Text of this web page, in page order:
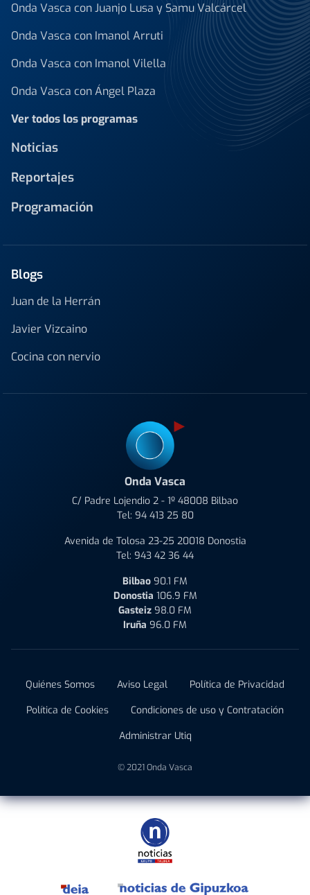
Onda Vasca con Juanjo Lusa y Samu Valcárcel
Onda Vasca con Imanol Arruti
Onda Vasca con Imanol Vilella
Onda Vasca con Ángel Plaza
Ver todos los programas
Noticias
Reportajes
Programación
Blogs
Juan de la Herrán
Javier Vizcaino
Cocina con nervio
Onda Vasca
C/ Padre Lojendio 2 - 1º 48008 Bilbao
Tel: 94 413 25 80
Avenida de Tolosa 23-25 20018 Donostia
Tel: 943 42 36 44
Bilbao 90.1 FM
Donostia 106.9 FM
Gasteiz 98.0 FM
Iruña 96.0 FM
Quiénes Somos Aviso Legal
Política de Privacidad
Política de Cookies
Condiciones de uso y Contratación
Administrar Utiq
© 2021 Onda Vasca